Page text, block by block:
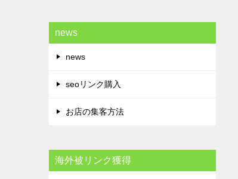
news
news
seoリンク購入
お店の集客方法
海外被リンク獲得